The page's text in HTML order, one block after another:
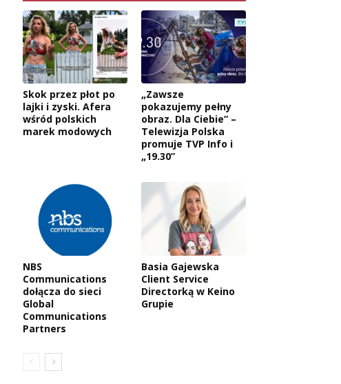
Skok przez płot po
lajki i zyski. Afera
wśród polskich
marek modowych
„Zawsze
pokazujemy pełny
obraz. Dla Ciebie” –
Telewizja Polska
promuje TVP Info i
„19.30”
NBS
Communications
dołącza do sieci
Global
Communications
Partners
Basia Gajewska
Client Service
Directorką w Keino
Grupie